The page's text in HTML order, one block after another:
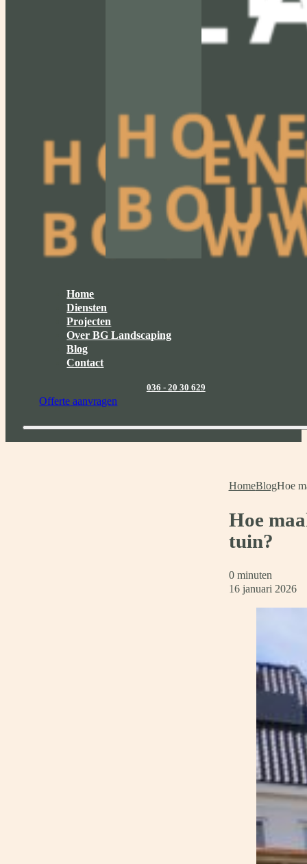
Home
Diensten
Projecten
Over BG Landscaping
Blog
Contact
036 - 20 30 629
Offerte aanvragen
HomeBlogHoe
Hoe
tuin?
0 minuten
16 januari 2026